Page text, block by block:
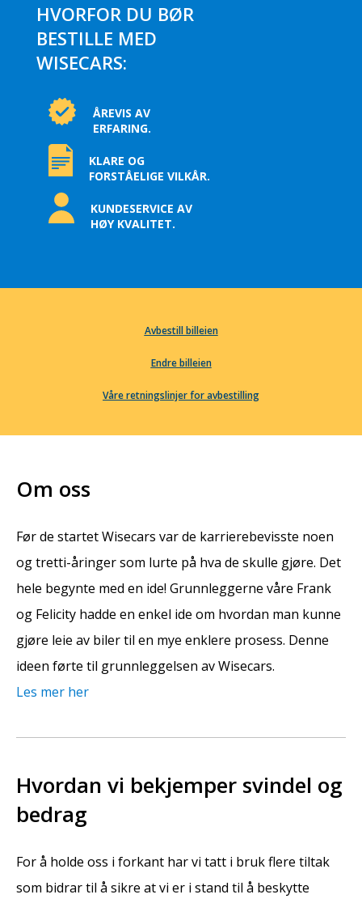
HVORFOR DU BØR
BESTILLE MED
WISECARS:
ÅREVIS AV
ERFARING.
KLARE OG
FORSTÅELIGE VILKÅR.
KUNDESERVICE AV
HØY KVALITET.
Avbestill billeien
Endre billeien
Våre retningslinjer for avbestilling
Om oss
Før de startet Wisecars var de karrierebevisste noen
og tretti-åringer som lurte på hva de skulle gjøre. Det
hele begynte med en ide! Grunnleggerne våre Frank
og Felicity hadde en enkel ide om hvordan man kunne
gjøre leie av biler til en mye enklere prosess. Denne
ideen førte til grunnleggelsen av Wisecars.
Les mer her
Hvordan vi bekjemper svindel og
bedrag
For å holde oss i forkant har vi tatt i bruk flere tiltak
som bidrar til å sikre at vi er i stand til å beskytte